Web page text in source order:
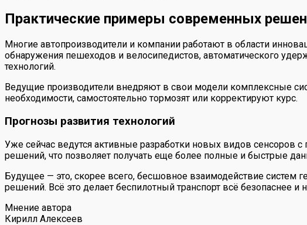
Практические примеры современных
Многие автопроизводители и компании работают в области
обнаружения пешеходов и велосипедистов, автоматического
технологий.
Ведущие производители внедряют в свои модели комплексные
необходимости, самостоятельно тормозят или корректируют курс.
Прогнозы развития технологий
Уже сейчас ведутся активные разработки новых видов
решений, что позволяет получать еще более полные и быстрые
Будущее — это, скорее всего, бесшовное взаимодействие систем
решений. Всё это делает беспилотный транспорт всё безопаснее и
Мнение автора
Кирилл Алексеев